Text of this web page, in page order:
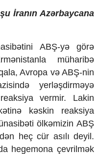
İranın Azərbaycana
ABŞ-yə görə
müharibə
Avropa və ABŞ-nin
yerləşdirməyə
vermir. Lakin
kəskin reaksiya
ölkəmizin ABŞ
heç cür asılı deyil.
hegemona çevrilmək